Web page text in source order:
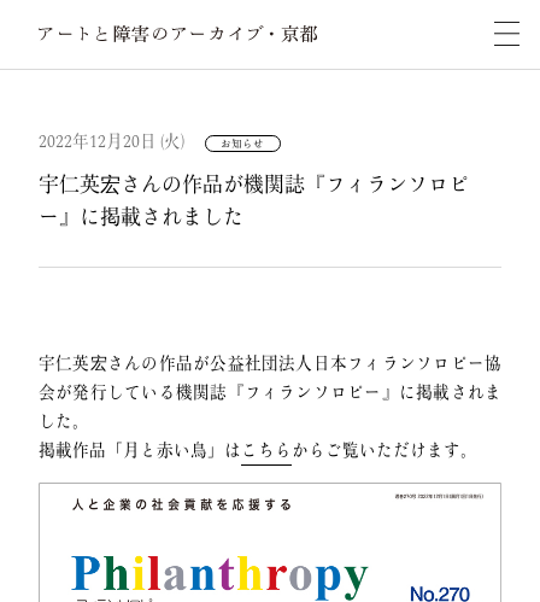
2022年12月20日 (火) お知らせ
宇仁英宏さんの作品が機関誌『フィランソロピ
ー』に掲載されました
宇仁英宏さんの作品が公益社団法人日本フィランソロピー協
会が発行している機関誌『フィランソロピー』に掲載されま
した。
掲載作品「月と赤い鳥」は こちら からご覧いただけます。